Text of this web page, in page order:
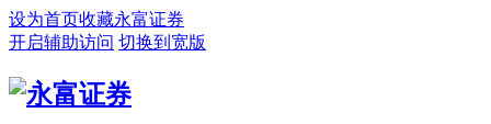
设为首页收藏永富证券
开启辅助访问 切换到宽版